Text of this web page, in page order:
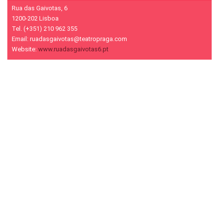
Rua das Gaivotas, 6
1200-202 Lisboa
Tel. (+351) 210 962 355
Email: ruadasgaivotas@teatropraga.com
Website: www.ruadasgaivotas6.pt